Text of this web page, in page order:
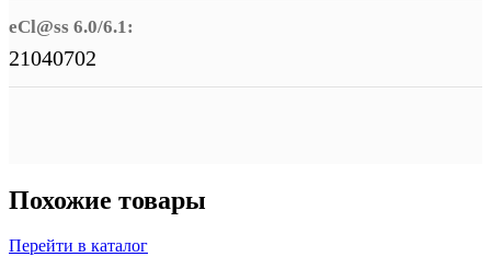
eCl@ss 6.0/6.1:
21040702
Похожие товары
Перейти в каталог